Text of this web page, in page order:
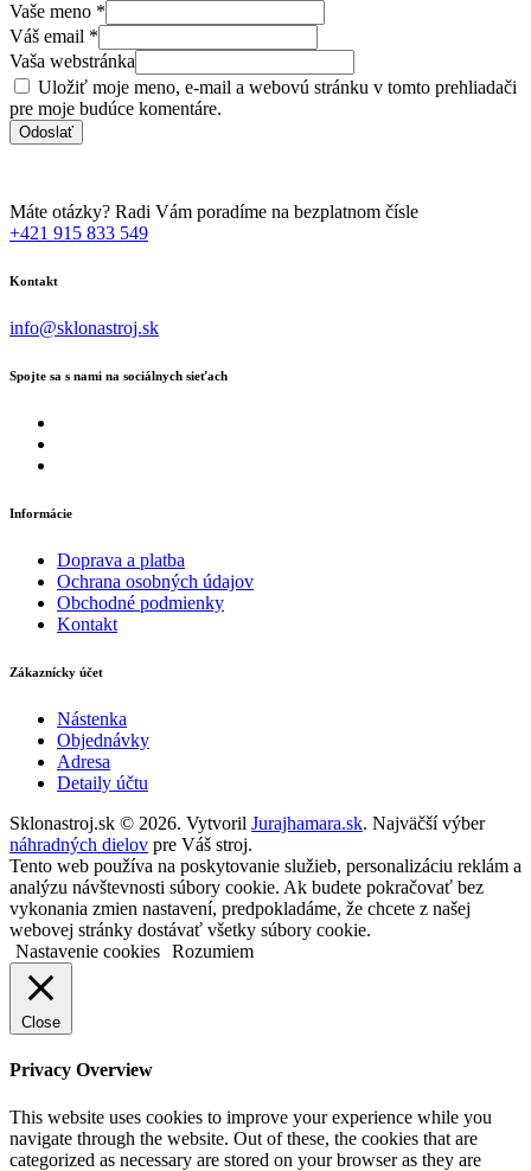
Vaše meno *
Váš email *
Vaša webstránka
Uložiť moje meno, e-mail a webovú stránku v tomto prehliadači
pre moje budúce komentáre.
Máte otázky? Radi Vám poradíme na bezplatnom čísle
+421 915 833 549
Kontakt
info@sklonastroj.sk
Spojte sa s nami na sociálnych sieťach
Informácie
Doprava a platba
Ochrana osobných údajov
Obchodné podmienky
Kontakt
Zákaznícky účet
Nástenka
Objednávky
Adresa
Detaily účtu
Sklonastroj.sk © 2026. Vytvoril Jurajhamara.sk. Najväčší výber
náhradných dielov pre Váš stroj.
Tento web používa na poskytovanie služieb, personalizáciu reklám a
analýzu návštevnosti súbory cookie. Ak budete pokračovať bez
vykonania zmien nastavení, predpokladáme, že chcete z našej
webovej stránky dostávať všetky súbory cookie.
Nastavenie cookies Rozumiem
Close
Privacy Overview
This website uses cookies to improve your experience while you
navigate through the website. Out of these, the cookies that are
categorized as necessary are stored on your browser as they are